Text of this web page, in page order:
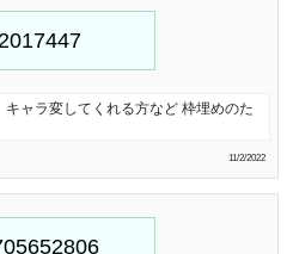
ャラ変してくれる方など 枠埋めのた
11/2/2022